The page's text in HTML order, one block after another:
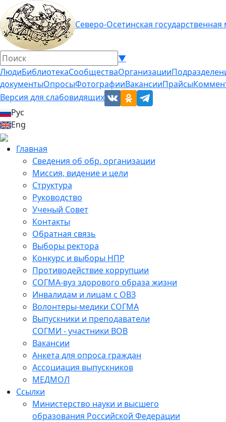
Северо-Осетинская
▼
ЛюдиБиблиотекаСообществаОрганизации
документыОпросыФотографииВакансииПрайсы
Версия для слабовидящих
Рус
Eng
Главная
Сведения об обр. организации
Миссия, видение и цели
Структура
Руководство
Ученый Совет
Контакты
Обратная связь
Выборы ректора
Конкурс и выборы НПР
Противодействие коррупции
СОГМА-вуз здорового образа жизни
Инвалидам и лицам с ОВЗ
Волонтеры-медики СОГМА
Выпускники и преподаватели
СОГМИ - участники ВОВ
Вакансии
Анкета для опроса граждан
Ассоциация выпускников
МЕДМОЛ
Ссылки
Министерство науки и высшего
образования Российской Федерации